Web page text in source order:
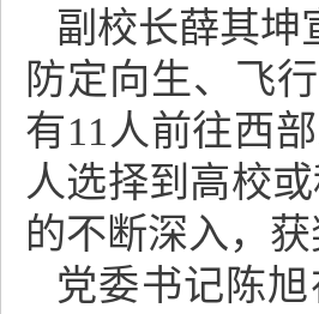
副校长薛其坤
防定向生、飞
有11人前往西
人选择到高校
的不断深入，
党委书记陈